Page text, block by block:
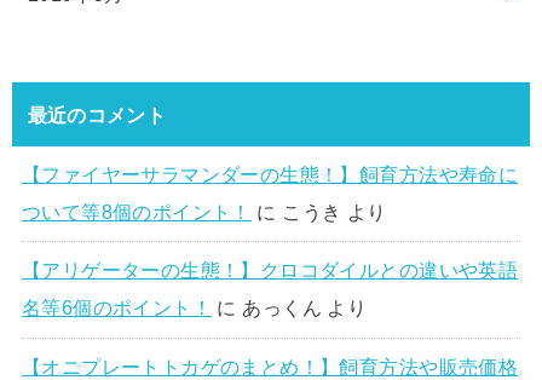
最近のコメント
【ファイヤーサラマンダーの生態！】飼育方法や寿命に
ついて等8個のポイント！
に こうき より
【アリゲーターの生態！】クロコダイルとの違いや英語
名等6個のポイント！
に あっくん より
【オニプレートトカゲのまとめ！】飼育方法や販売価格